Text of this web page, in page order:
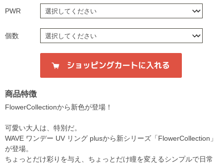
PWR
個数
商品特徴
FlowerCollectionから新色が登場！
可愛い大人は、特別だ。
WAVE ワンデー UV リング plusから新シリーズ「FlowerCollection」
が登場。
ちょっとだけ彩りを与え、ちょっとだけ瞳を変えるシンプルで日常